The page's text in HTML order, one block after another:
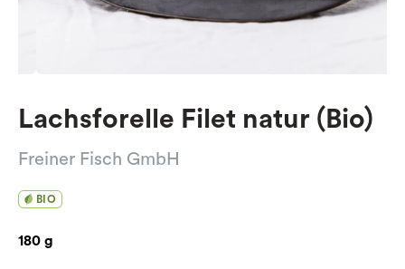
Lachsforelle Filet natur (Bio)
Freiner Fisch GmbH
BIO
180 g